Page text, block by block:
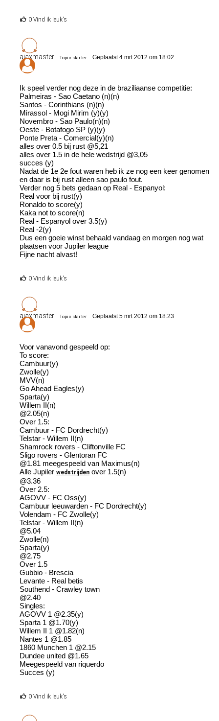
0 Vind ik leuk's
ajaxmaster Topic starter Geplaatst 4 mrt 2012 om 18:02
Ik speel verder nog deze in de braziliaanse competitie:
Palmeiras - Sao Caetano (n)(n)
Santos - Corinthians (n)(n)
Mirassol - Mogi Mirim (y)(y)
Novembro - Sao Paulo(n)(n)
Oeste - Botafogo SP (y)(y)
Ponte Preta - Comercial(y)(n)
alles over 0.5 bij rust @5,21
alles over 1.5 in de hele wedstrijd @3,05
succes (y)
Nadat de 1e 2e fout waren heb ik ze nog een keer genomen
en daar is bij rust alleen sao paulo fout.
Verder nog 5 bets gedaan op Real - Espanyol:
Real voor bij rust(y)
Ronaldo to score(y)
Kaka not to score(n)
Real - Espanyol over 3.5(y)
Real -2(y)
Dus een goeie winst behaald vandaag en morgen nog wat
plaatsen voor Jupiler league
Fijne nacht alvast!
0 Vind ik leuk's
ajaxmaster Topic starter Geplaatst 5 mrt 2012 om 18:23
Voor vanavond gespeeld op:
To score:
Cambuur(y)
Zwolle(y)
MVV(n)
Go Ahead Eagles(y)
Sparta(y)
Willem II(n)
@2.05(n)
Over 1.5:
Cambuur - FC Dordrecht(y)
Telstar - Willem II(n)
Shamrock rovers - Cliftonville FC
Sligo rovers - Glentoran FC
@1.81 meegespeeld van Maximus(n)
Alle Jupiler wedstrijden over 1.5(n)
@3.36
Over 2.5:
AGOVV - FC Oss(y)
Cambuur leeuwarden - FC Dordrecht(y)
Volendam - FC Zwolle(y)
Telstar - Willem II(n)
@5.04
Zwolle(n)
Sparta(y)
@2.75
Over 1.5
Gubbio - Brescia
Levante - Real betis
Southend - Crawley town
@2.40
Singles:
AGOVV 1 @2.35(y)
Sparta 1 @1.70(y)
Willem II 1 @1.82(n)
Nantes 1 @1.85
1860 Munchen 1 @2.15
Dundee united @1.65
Meegespeeld van riquerdo
Succes (y)
0 Vind ik leuk's